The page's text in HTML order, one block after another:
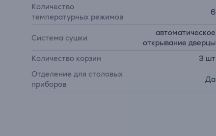
Количество
температурных режимов
6
Система сушки
автоматическое
открывание дверцы
Количество корзин
3 шт
Отделение для столовых
приборов
Да